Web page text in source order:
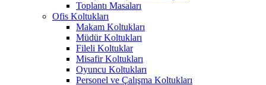
Toplantı Masaları
Ofis Koltukları
Makam Koltukları
Müdür Koltukları
Fileli Koltuklar
Misafir Koltukları
Oyuncu Koltukları
Personel ve Çalışma Koltukları